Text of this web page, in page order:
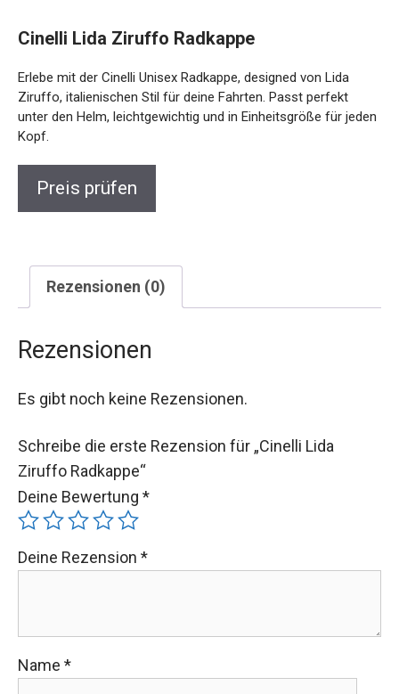
Cinelli Lida Ziruffo Radkappe
Erlebe mit der Cinelli Unisex Radkappe, designed von Lida
Ziruffo, italienischen Stil für deine Fahrten. Passt perfekt
unter den Helm, leichtgewichtig und in Einheitsgröße für jeden
Kopf.
Preis prüfen
Rezensionen (0)
Rezensionen
Es gibt noch keine Rezensionen.
Schreibe die erste Rezension für „Cinelli Lida
Ziruffo Radkappe“
Deine Bewertung *
Deine Rezension *
Name *